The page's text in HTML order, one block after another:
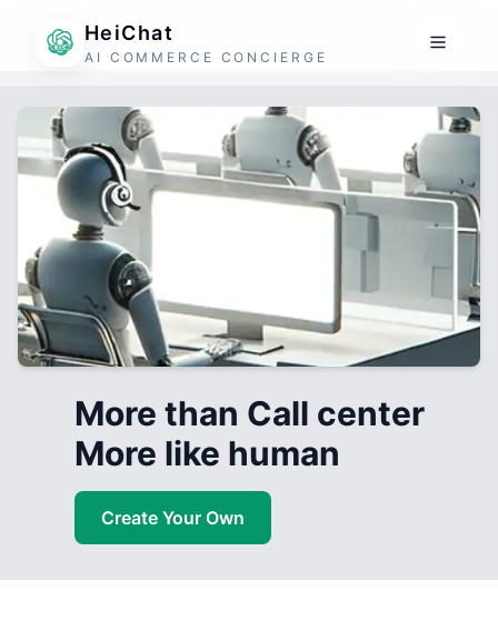
HeiChat
AI COMMERCE CONCIERGE
More than Call center
More like human
Create Your Own